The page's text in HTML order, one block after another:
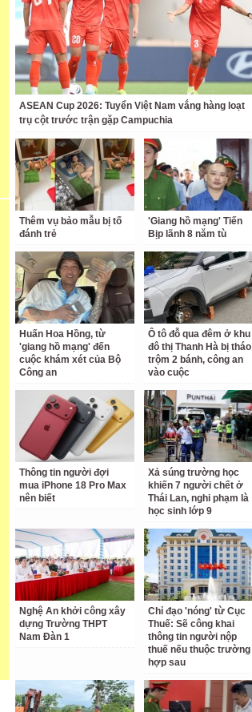
ASEAN Cup 2026: Tuyển Việt Nam vắng hàng loạt
trụ cột trước trận gặp Campuchia
Thêm vụ bảo mẫu bị tố
đánh trẻ
'Giang hồ mạng' Tiến
Bịp lãnh 8 năm tù
Huấn Hoa Hồng, từ
'giang hồ mạng' đến
cuộc khám xét của Bộ
Công an
Ô tô đỗ qua đêm ở khu
đô thị Thanh Hà bị tháo
trộm 2 bánh, công an
vào cuộc
Thông tin người đợi
mua iPhone 18 Pro Max
nên biết
Xả súng trường học
khiến 7 người chết ở
Thái Lan, nghi phạm là
học sinh lớp 9
Nghệ An khởi công xây
dựng Trường THPT
Nam Đàn 1
Chỉ đạo 'nóng' từ Cục
Thuế: Sẽ công khai
thông tin người nộp
thuế nếu thuộc trường
hợp sau